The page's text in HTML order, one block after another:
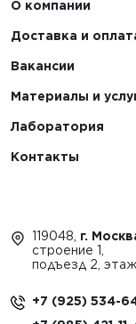
О компании
Доставка и
Вакансии
Материалы и
Лаборатория
Контакты
119048, г.
строение 1,
подъезд 2,
+7 (925) 534-